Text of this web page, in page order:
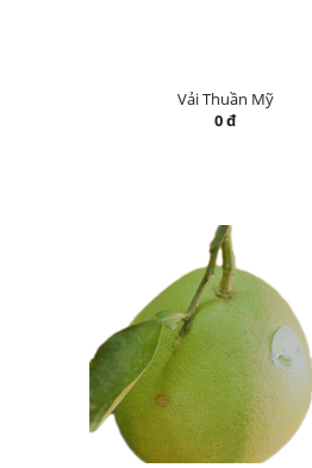
Vải Thuần Mỹ
0 đ